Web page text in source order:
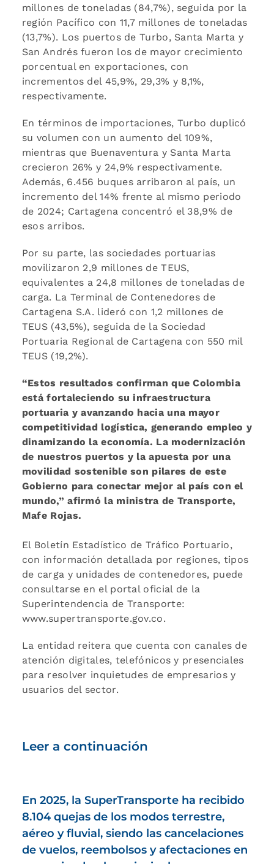
millones de toneladas (84,7%), seguida por la
región Pacífico con 11,7 millones de toneladas
(13,7%). Los puertos de Turbo, Santa Marta y
San Andrés fueron los de mayor crecimiento
porcentual en exportaciones, con
incrementos del 45,9%, 29,3% y 8,1%,
respectivamente.
En términos de importaciones, Turbo duplicó
su volumen con un aumento del 109%,
mientras que Buenaventura y Santa Marta
crecieron 26% y 24,9% respectivamente.
Además, 6.456 buques arribaron al país, un
incremento del 14% frente al mismo periodo
de 2024; Cartagena concentró el 38,9% de
esos arribos.
Por su parte, las sociedades portuarias
movilizaron 2,9 millones de TEUS,
equivalentes a 24,8 millones de toneladas de
carga. La Terminal de Contenedores de
Cartagena S.A. lideró con 1,2 millones de
TEUS (43,5%), seguida de la Sociedad
Portuaria Regional de Cartagena con 550 mil
TEUS (19,2%).
“Estos resultados confirman que Colombia
está fortaleciendo su infraestructura
portuaria y avanzando hacia una mayor
competitividad logística, generando empleo y
dinamizando la economía. La modernización
de nuestros puertos y la apuesta por una
movilidad sostenible son pilares de este
Gobierno para conectar mejor al país con el
mundo,” afirmó la ministra de Transporte,
Mafe Rojas.
El Boletín Estadístico de Tráfico Portuario,
con información detallada por regiones, tipos
de carga y unidades de contenedores, puede
consultarse en el portal oficial de la
Superintendencia de Transporte:
www.supertransporte.gov.co.
La entidad reitera que cuenta con canales de
atención digitales, telefónicos y presenciales
para resolver inquietudes de empresarios y
usuarios del sector.
Leer a continuación
En 2025, la SuperTransporte ha recibido
8.104 quejas de los modos terrestre,
aéreo y fluvial, siendo las cancelaciones
de vuelos, reembolsos y afectaciones en